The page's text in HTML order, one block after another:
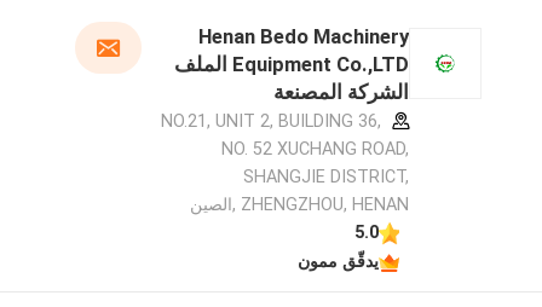
Henan Bedo Machinery
Equipment Co.,LTD الملف
الشركة المصنعة
NO.21, UNIT 2, BUILDING 36,
NO. 52 XUCHANG ROAD,
SHANGJIE DISTRICT,
ZHENGZHOU, HENAN ,الصين
5.0
يدقّق ممون